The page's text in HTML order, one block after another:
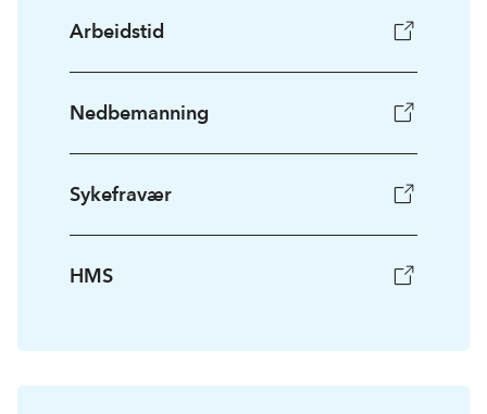
Arbeidstid
Nedbemanning
Sykefravær
HMS